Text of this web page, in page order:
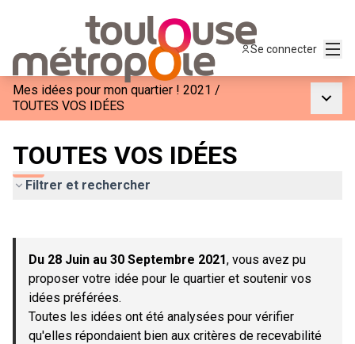
Se connecter
Mes idées pour mon quartier ! 2021 /
TOUTES VOS IDÉES
TOUTES VOS IDÉES
Filtrer et rechercher
−
Du 28 Juin au 30 Septembre 2021, vous avez pu
proposer votre idée pour le quartier et soutenir vos
idées préférées.
Toutes les idées ont été analysées pour vérifier
qu'elles répondaient bien aux critères de recevabilité